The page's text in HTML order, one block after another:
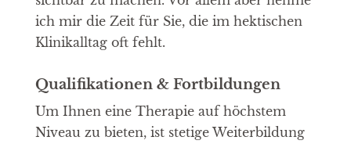
ich mir die Zeit für Sie, die im hektischen
Klinikalltag oft fehlt.
Qualifikationen & Fortbildungen
Um Ihnen eine Therapie auf höchstem
Niveau zu bieten, ist stetige Weiterbildung